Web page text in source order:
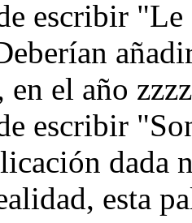
escribir
en el año
escribir
dada
esta